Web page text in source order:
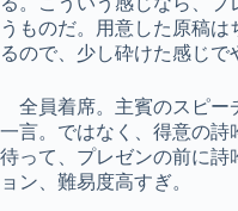
うものだ。用意した原稿
るので、少し砕けた感じで
全員着席。主賓のスピー
一言。ではなく、得意の詩
待って、プレゼンの前に詩
ョン、難易度高すぎ。